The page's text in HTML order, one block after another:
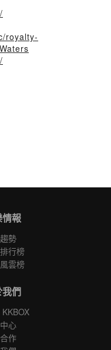
royalty-
報
勢
行榜
雲榜
們
心
作